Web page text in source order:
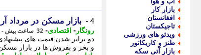
بازار کار
افغانستان
تاجیکستان
ویدئو های ورزشی
طنز و کاریکاتور
بازار آتی سکه
4 - بازار مسکن در مرداد
رونگار - اقتصادی- 32 ساعت پیش - پنجشنبه 15 مرداد 1405، 12:22
دو برابر شدن قیمت های
و بخر و بفروش ها در بازار